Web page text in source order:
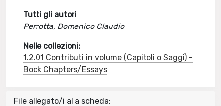
Tutti gli autori
Perrotta, Domenico Claudio
Nelle collezioni:
1.2.01 Contributi in volume (Capitoli o Saggi) -
Book Chapters/Essays
File allegato/i alla scheda: